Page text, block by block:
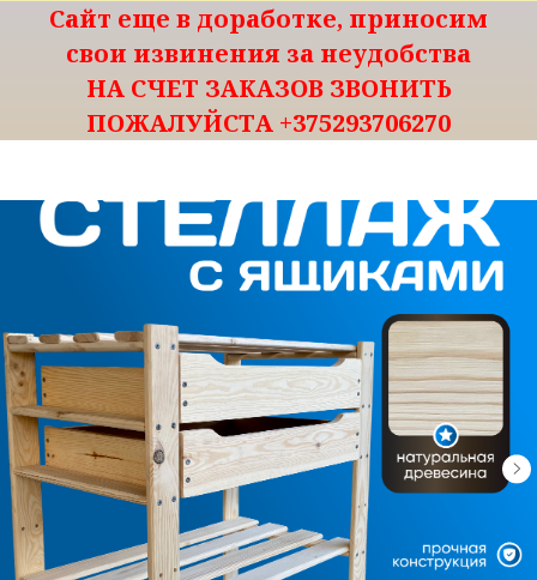
Сайт еще в доработке, приносим
свои извинения за неудобства
НА СЧЕТ ЗАКАЗОВ ЗВОНИТЬ
ПОЖАЛУЙСТА +375293706270